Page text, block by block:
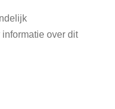
over dit